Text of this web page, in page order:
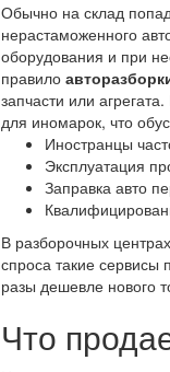
Обычно на склад
нерастаможенного
оборудования и при
правило
запчасти или
для иномарок, что
Иностранцы
Эксплуатация
Заправка авто
В разборочных
спроса такие сервисы
разы дешевле нового
Что